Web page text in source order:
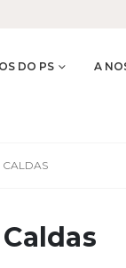
DO PS A
CALDAS